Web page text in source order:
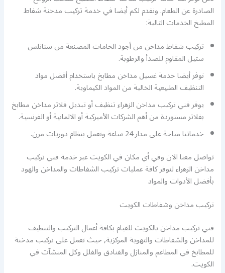
الصادرة عن الطعام. ونقدم لكم أيضا في خدمة تركيب مدخنة شفاط
المطبخ الخدمات التالية:
تركيب شفاط مداخن من أجود الخامات المصنعة من ستانلس
ستيل المقاوم للصدأ والرطوبة.
نوفر أيضا خدمة غسيل مداخن مطابخ باستخدام أفضل مواد
التنظيف الطبيعية الخالية من المواد الكيماوية.
يوفر فني تركيب مداخن الزهراء تنظيف أو تبديل فلاتر مداخن مطابخ
بفلاتر مستوردة من أهم الشركات الأميركية أو الالمانية أو الفرنسية.
خدماتنا متاحة على مدار 24 ساعة ونعمل بنظام دوريات مرن.
تواصل معنا الان وفي أي مكان في الكويت عبر خدمة فني تركيب
مداخن الزهراء لنوفر كافة عمليات تركيب الشفاطات والمداخن والهود
بأفضل الأدوات والمواد
تركيب مداخن وشفاطات الكويت
فني تركيب مداخن بالكويت للقيام بكافة أعمال التركيب والتنظيف
للمداخن والشفاطات والتهوية المركزية, حيث نعمل على تركيب مدخنة
للمطابخ في المطاعم والمنازل والفنادق والفلل وكل المنشآت في
الكويت.